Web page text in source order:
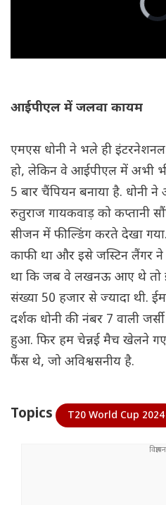
आईपीएल में जलवा कायम
एमएस धोनी ने भले ही इंटरनेशनल
हो, लेकिन वे आईपीएल में अभी
5 बार चैंपियन बनाया है. धोनी
रुतुराज गायकवाड़ को कप्तानी
सीजन में फील्डिंग करते देखा
काफी था और इसे जस्टिन लैंगर ने
था कि जब वे लखनऊ आए थे तो
संख्या 50 हजार से ज्यादा थी.
दर्शक धोनी की नंबर 7 वाली
हुआ. फिर हम चेन्नई मैच खेलने गए
फैंस थे, जो अविश्वसनीय है.
Topics T20 World Cup 2024